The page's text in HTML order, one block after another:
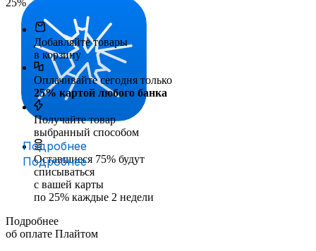
Подробнее
Подробнее
25%
Добавляйте товары
в корзину
Оплачивайте сегодня только
25% картой любого банка
Получайте товар
выбранный способом
Оставшиеся 75% будут
списываться
с вашей карты
по 25% каждые 2 недели
Подробнее
об оплате Плайтом